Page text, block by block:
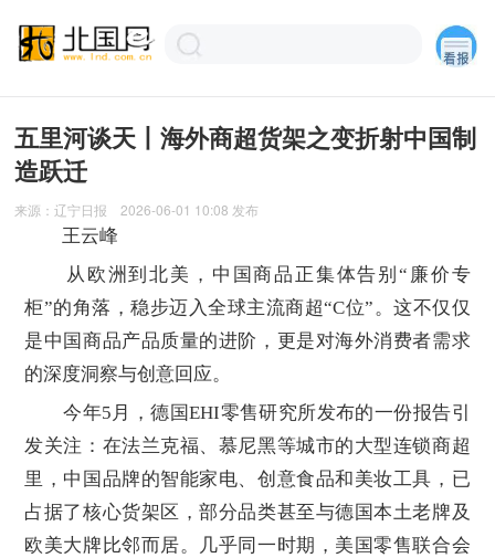
五里河谈天丨海外商超货架之变折射中国制
造跃迁
来源：辽宁日报 2026-06-01 10:08 发布
王云峰
从欧洲到北美，中国商品正集体告别“廉价专
柜”的角落，稳步迈入全球主流商超“C位”。这不仅仅
是中国商品产品质量的进阶，更是对海外消费者需求
的深度洞察与创意回应。
今年5月，德国EHI零售研究所发布的一份报告引
发关注：在法兰克福、慕尼黑等城市的大型连锁商超
里，中国品牌的智能家电、创意食品和美妆工具，已
占据了核心货架区，部分品类甚至与德国本土老牌及
欧美大牌比邻而居。几乎同一时期，美国零售联合会